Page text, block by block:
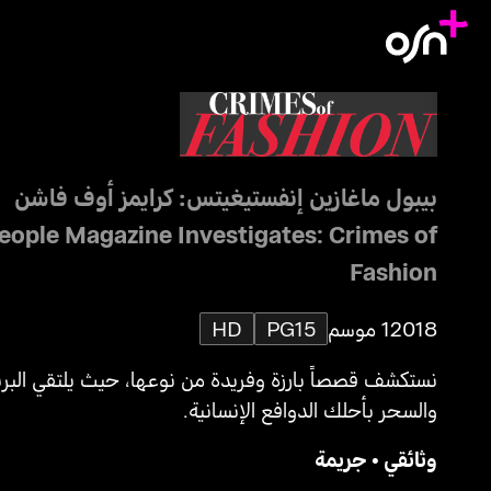
بيبول ماغازين إنفستيغيتس: كرايمز أوف فاشن
Magazine Investigates: Crimes of
Fashion
20181 موسم PG15
HD
نستكشف قصصاً بارزة وفريدة من نوعها، حيث يلتقي
والسحر بأحلك الدوافع الإنسانية.
وثائقي •جريمة